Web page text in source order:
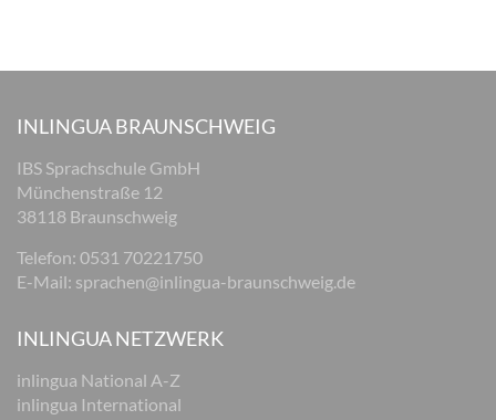
INLINGUA BRAUNSCHWEIG
IBS Sprachschule GmbH
Münchenstraße 12
38118 Braunschweig
Telefon: 0531 70221750
E-Mail: sprachen@inlingua-braunschweig.de
INLINGUA NETZWERK
inlingua National A-Z
inlingua International